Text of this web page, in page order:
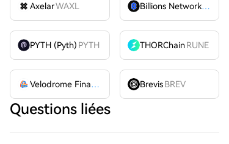
AxelarWAXL Billions Network
BILL
PYTH (Pyth) PYTH THORChain RUNE
Velodrome Finance VELODROME
Brevis BREV
Questions liées